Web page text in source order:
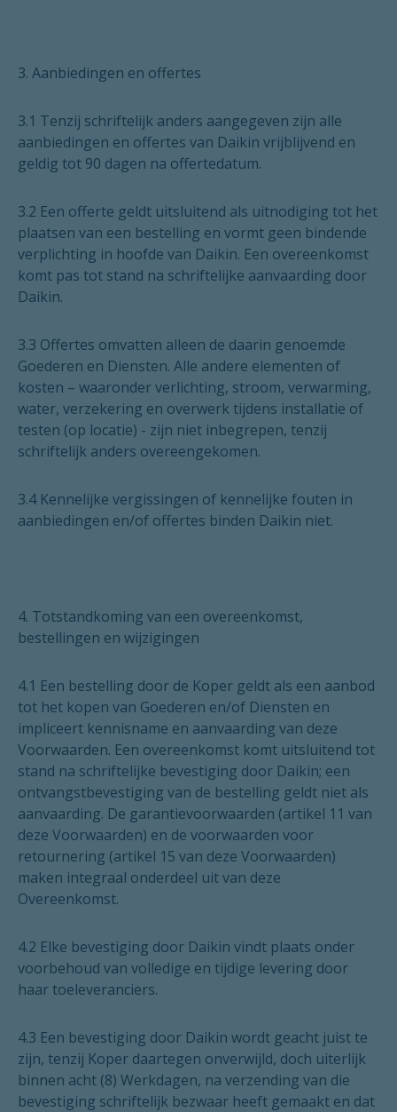
3. Aanbiedingen en offertes
3.1 Tenzij schriftelijk anders aangegeven zijn alle
aanbiedingen en offertes van Daikin vrijblijvend en
geldig tot 90 dagen na offertedatum.
3.2 Een offerte geldt uitsluitend als uitnodiging tot het
plaatsen van een bestelling en vormt geen bindende
verplichting in hoofde van Daikin. Een overeenkomst
komt pas tot stand na schriftelijke aanvaarding door
Daikin.
3.3 Offertes omvatten alleen de daarin genoemde
Goederen en Diensten. Alle andere elementen of
kosten – waaronder verlichting, stroom, verwarming,
water, verzekering en overwerk tijdens installatie of
testen (op locatie) - zijn niet inbegrepen, tenzij
schriftelijk anders overeengekomen.
3.4 Kennelijke vergissingen of kennelijke fouten in
aanbiedingen en/of offertes binden Daikin niet.
4. Totstandkoming van een overeenkomst,
bestellingen en wijzigingen
4.1 Een bestelling door de Koper geldt als een aanbod
tot het kopen van Goederen en/of Diensten en
impliceert kennisname en aanvaarding van deze
Voorwaarden. Een overeenkomst komt uitsluitend tot
stand na schriftelijke bevestiging door Daikin; een
ontvangstbevestiging van de bestelling geldt niet als
aanvaarding. De garantievoorwaarden (artikel 11 van
deze Voorwaarden) en de voorwaarden voor
retournering (artikel 15 van deze Voorwaarden)
maken integraal onderdeel uit van deze
Overeenkomst.
4.2 Elke bevestiging door Daikin vindt plaats onder
voorbehoud van volledige en tijdige levering door
haar toeleveranciers.
4.3 Een bevestiging door Daikin wordt geacht juist te
zijn, tenzij Koper daartegen onverwijld, doch uiterlijk
binnen acht (8) Werkdagen, na verzending van die
bevestiging schriftelijk bezwaar heeft gemaakt en dat